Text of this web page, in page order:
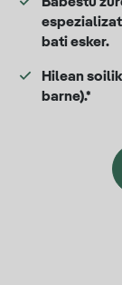
bati esker.
Hilean
barne).*